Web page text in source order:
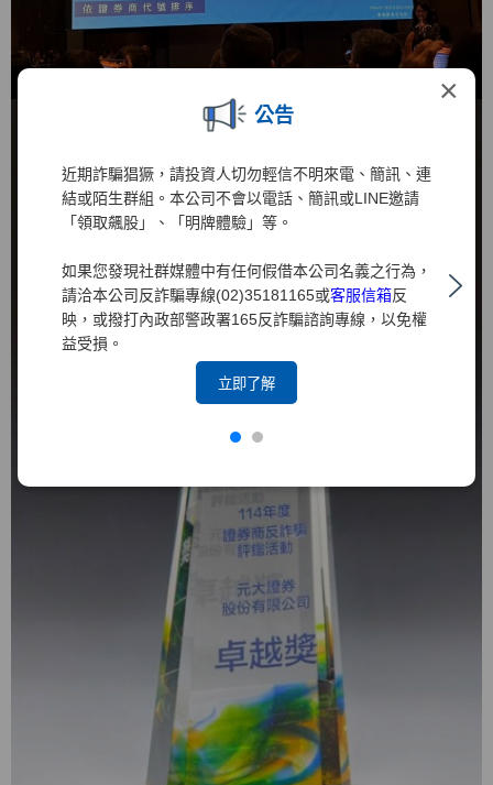
×
公告
近期詐騙猖獗，請投資人切勿輕信不明來電、簡訊、連
結或陌生群組。本公司不會以電話、簡訊或LINE邀請
「領取飆股」、「明牌體驗」等。
如果您發現社群媒體中有任何假借本公司名義之行為，
請洽本公司反詐騙專線(02)35181165或客服信箱反
映，或撥打內政部警政署165反詐騙諮詢專線，以免權
益受損。
立即了解